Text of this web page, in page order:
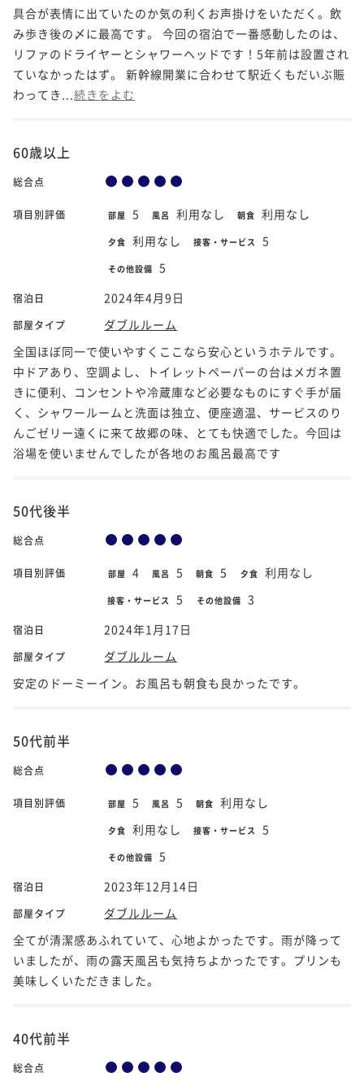
具合が表情に出ていたのか気の利くお声掛けをいただく。飲
み歩き後の〆に最高です。 今回の宿泊で一番感動したのは、
リファのドライヤーとシャワーヘッドです！5年前は設置され
ていなかったはず。 新幹線開業に合わせて駅近くもだいぶ賑
わってき... 続きをよむ
60歳以上
総合点
項目別評価 部屋 5 風呂 利用なし 朝食 利用なし
夕食 利用なし 接客・サービス 5
その他設備 5
宿泊日 2024年4月9日
部屋タイプ
ダブルルーム
全国ほぼ同一で使いやすくここなら安心というホテルです。
中ドアあり、空調よし、トイレットペーパーの台はメガネ置
きに便利、コンセントや冷蔵庫など必要なものにすぐ手が届
く、シャワールームと洗面は独立、便座適温、サービスのり
んごゼリー遠くに来て故郷の味、とても快適でした。今回は
浴場を使いませんでしたが各地のお風呂最高です
50代後半
総合点
項目別評価 部屋 4 風呂 5 朝食 5 夕食 利用なし
接客・サービス 5 その他設備 3
宿泊日 2024年1月17日
部屋タイプ
ダブルルーム
安定のドーミーイン。お風呂も朝食も良かったです。
50代前半
総合点
項目別評価 部屋 5 風呂 5 朝食 利用なし
夕食 利用なし 接客・サービス 5
その他設備 5
宿泊日 2023年12月14日
部屋タイプ
ダブルルーム
全てが清潔感あふれていて、心地よかったです。雨が降って
いましたが、雨の露天風呂も気持ちよかったです。プリンも
美味しくいただきました。
40代前半
総合点